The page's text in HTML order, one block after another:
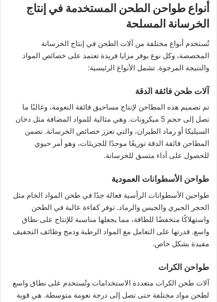
أنواع طواحن الطحن المستخدمة في إنتاج
الخرسانة المسلحة
تُستخدم أنواع مختلفة من آلات الطحن في إنتاج الخرسانة
المخصصة، وكل نوع يوفر مزايا فريدة تعتمد على خصائص المواد
والنتيجة المرجوة. تشمل الأنواع الرئيسية:
آلات طحن فائقة الدقة
تم تصميم هذه المطاحن لإنتاج مساحيق فائقة النعومة، وغالبًا ما
تصل إلى حجم 5 ميكرونات. وهي مثالية للمواد المضافة مثل دخان
السيليكا أو رماد الطيران، والتي تعزز خصائص الخرسانة. تضمن
المطاحن فائقة الدقة توزيعًا موحدًا للجزيئات، وهو أمر حيوي
للحصول على أداء متسق للخرسانة.
طواحن الأسطوانات العمودية
طواحين الأسطوانات الرأسية فعالة جدًا في طحن المواد الخام مثل
الحجر الجيري والجبس والرماد. توفر كفاءة عالية في الطحن
واستهلاكًا منخفضًا للطاقة، مما يجعلها مناسبة للإنتاج على نطاق
واسع. قدرتها على التعامل مع المواد الرطبة ودمج وظائف التجفيف
مفيدة بشكل خاص.
طواحن الكرات
آلات طحن الكرات متعددة الاستخدامات وتُستخدم على نطاق واسع
لطحن مواد مختلفة حتى تصل إلى درجة نعومة متوسطة. هي قوية